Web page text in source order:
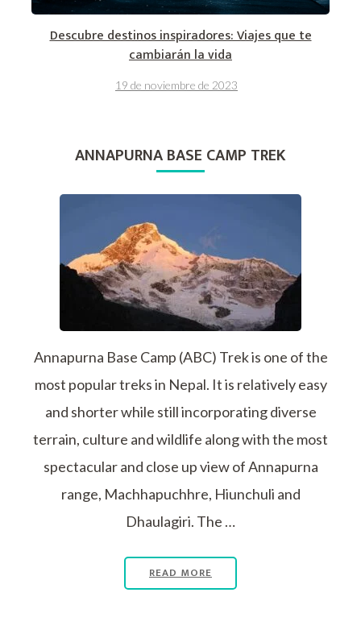
Descubre destinos inspiradores: Viajes que te
cambiarán la vida
19 de noviembre de 2023
ANNAPURNA BASE CAMP TREK
Annapurna Base Camp (ABC) Trek is one of the
most popular treks in Nepal. It is relatively easy
and shorter while still incorporating diverse
terrain, culture and wildlife along with the most
spectacular and close up view of Annapurna
range, Machhapuchhre, Hiunchuli and
Dhaulagiri. The …
READ MORE